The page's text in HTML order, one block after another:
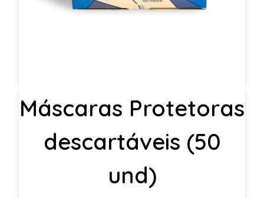
Máscaras Protetoras
descartáveis (50
und)